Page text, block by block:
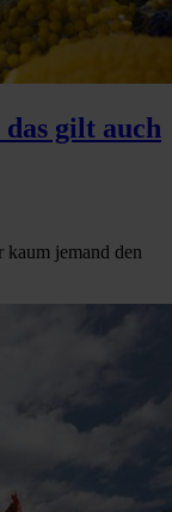
gilt auch
jemand den